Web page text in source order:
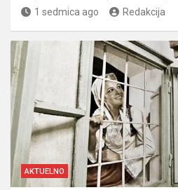
1 sedmica ago Redakcija
AKTUELNO